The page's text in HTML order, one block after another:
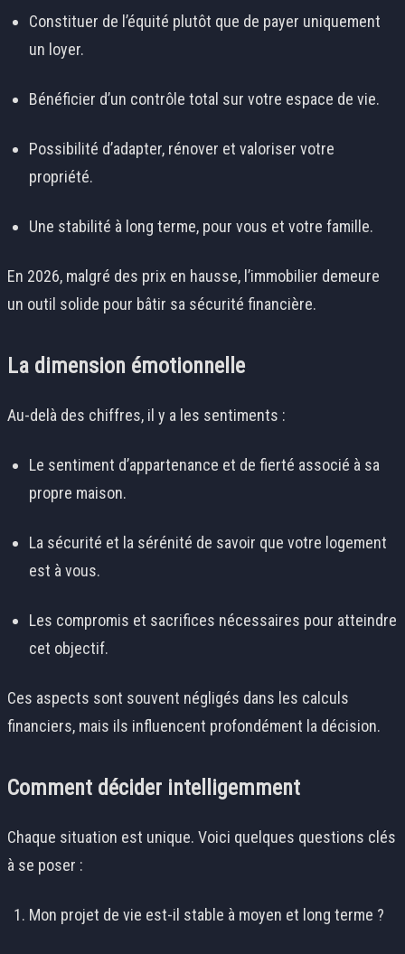
Constituer de l’équité plutôt que de payer uniquement
un loyer.
Bénéficier d’un contrôle total sur votre espace de vie.
Possibilité d’adapter, rénover et valoriser votre
propriété.
Une stabilité à long terme, pour vous et votre famille.
En 2026, malgré des prix en hausse, l’immobilier demeure
un outil solide pour bâtir sa sécurité financière.
La dimension émotionnelle
Au-delà des chiffres, il y a les sentiments :
Le sentiment d’appartenance et de fierté associé à sa
propre maison.
La sécurité et la sérénité de savoir que votre logement
est à vous.
Les compromis et sacrifices nécessaires pour atteindre
cet objectif.
Ces aspects sont souvent négligés dans les calculs
financiers, mais ils influencent profondément la décision.
Comment décider intelligemment
Chaque situation est unique. Voici quelques questions clés
à se poser :
Mon projet de vie est-il stable à moyen et long terme ?